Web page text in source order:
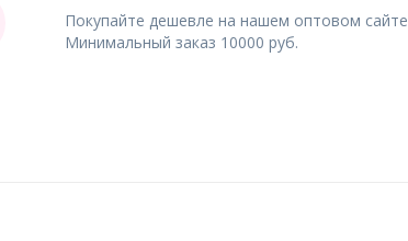
Покупайте дешевле на нашем оптовом сайте
Минимальный заказ 10000 руб.